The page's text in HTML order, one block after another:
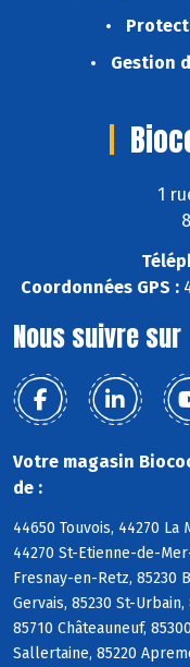
Gestion
1
Coordonnées GPS :
Nous suivre sur
Votre magasin
de :
44650 Touvois, 44270 La
44270 St-Etienne-de-
Fresnay-en-Retz, 85230
Gervais, 85230 St-
85710 Châteauneuf,
Sallertaine, 85220